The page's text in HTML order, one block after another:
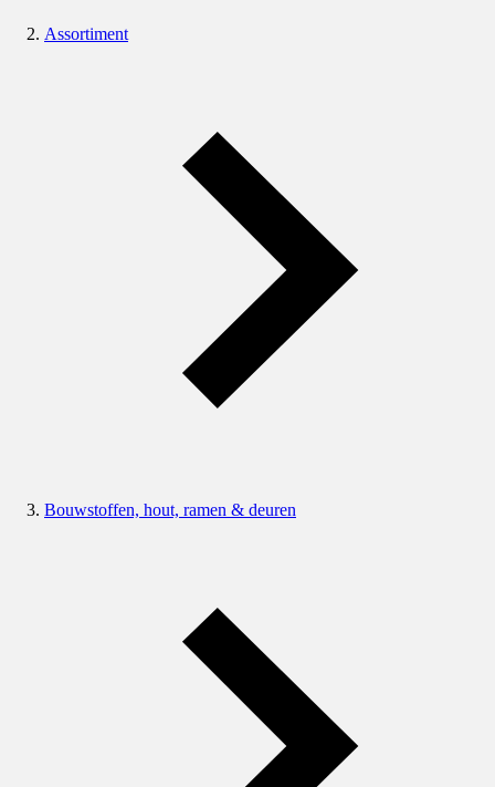
Assortiment
Bouwstoffen, hout, ramen & deuren